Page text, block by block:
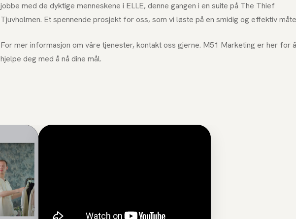
jobbe med de dyktige menneskene i ELLE, denne gangen i en suite på The Thief
Tjuvholmen. Et spennende prosjekt for oss, som vi løste på en smidig og effektiv
For mer informasjon om våre tjenester, kontakt oss gjerne. M51 Marketing er her for å
hjelpe deg med å nå dine mål.